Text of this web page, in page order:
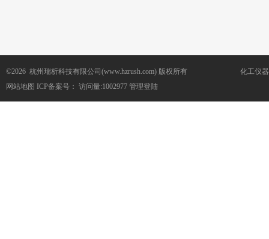
©2026 杭州瑞析科技有限公司(www.hzrush.com) 版权所有
网站地图 ICP备案号： 访问量:1002977 管理登陆
化工仪